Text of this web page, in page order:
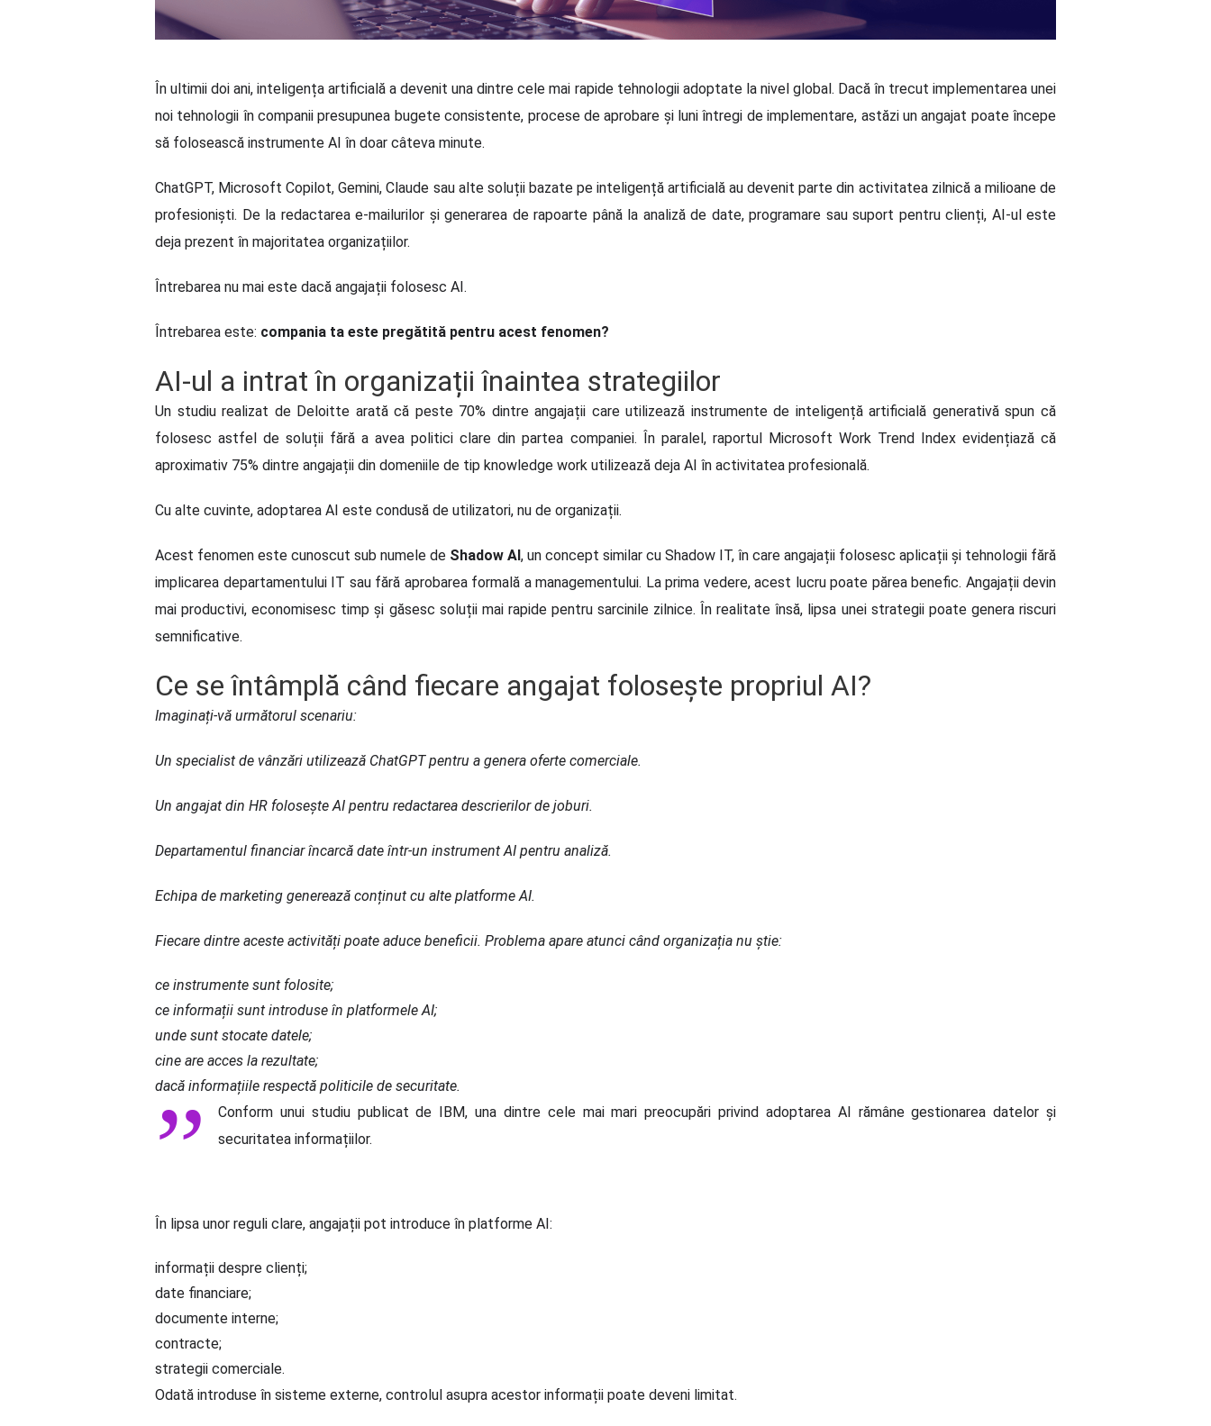
În ultimii doi ani, inteligența artificială a devenit una dintre cele mai rapide tehnologii adoptate la nivel global. Dacă în trecut implementarea unei
noi tehnologii în companii presupunea bugete consistente, procese de aprobare și luni întregi de implementare, astăzi un angajat poate începe
să folosească instrumente AI în doar câteva minute.
ChatGPT, Microsoft Copilot, Gemini, Claude sau alte soluții bazate pe inteligență artificială au devenit parte din activitatea zilnică a milioane de
profesioniști. De la redactarea e-mailurilor și generarea de rapoarte până la analiză de date, programare sau suport pentru clienți, AI-ul este
deja prezent în majoritatea organizațiilor.
Întrebarea nu mai este dacă angajații folosesc AI.
Întrebarea este: compania ta este pregătită pentru acest fenomen?
AI-ul a intrat în organizații înaintea strategiilor
Un studiu realizat de Deloitte arată că peste 70% dintre angajații care utilizează instrumente de inteligență artificială generativă spun că
folosesc astfel de soluții fără a avea politici clare din partea companiei. În paralel, raportul Microsoft Work Trend Index evidențiază că
aproximativ 75% dintre angajații din domeniile de tip knowledge work utilizează deja AI în activitatea profesională.
Cu alte cuvinte, adoptarea AI este condusă de utilizatori, nu de organizații.
Acest fenomen este cunoscut sub numele de Shadow AI, un concept similar cu Shadow IT, în care angajații folosesc aplicații și tehnologii fără
implicarea departamentului IT sau fără aprobarea formală a managementului. La prima vedere, acest lucru poate părea benefic. Angajații devin
mai productivi, economisesc timp și găsesc soluții mai rapide pentru sarcinile zilnice. În realitate însă, lipsa unei strategii poate genera riscuri
semnificative.
Ce se întâmplă când fiecare angajat folosește propriul AI?
Imaginați-vă următorul scenariu:
Un specialist de vânzări utilizează ChatGPT pentru a genera oferte comerciale.
Un angajat din HR folosește AI pentru redactarea descrierilor de joburi.
Departamentul financiar încarcă date într-un instrument AI pentru analiză.
Echipa de marketing generează conținut cu alte platforme AI.
Fiecare dintre aceste activități poate aduce beneficii. Problema apare atunci când organizația nu știe:
ce instrumente sunt folosite;
ce informații sunt introduse în platformele AI;
unde sunt stocate datele;
cine are acces la rezultate;
dacă informațiile respectă politicile de securitate.
Conform unui studiu publicat de IBM, una dintre cele mai mari preocupări privind adoptarea AI rămâne gestionarea datelor și
securitatea informațiilor.
În lipsa unor reguli clare, angajații pot introduce în platforme AI:
informații despre clienți;
date financiare;
documente interne;
contracte;
strategii comerciale.
Odată introduse în sisteme externe, controlul asupra acestor informații poate deveni limitat.